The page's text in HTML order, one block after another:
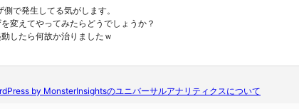
で発生してる気がします。
変えてやってみたらどうでしょうか？
したら何故か治りましたｗ
by MonsterInsightsのユニバーサルアナリティクスについて